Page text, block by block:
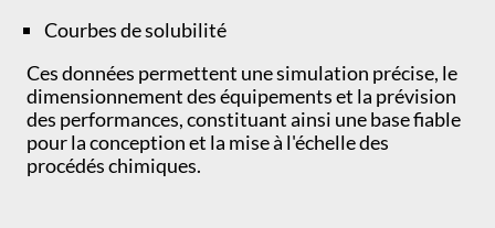
Courbes de solubilité
Ces données permettent une simulation précise, le
dimensionnement des équipements et la prévision
des performances, constituant ainsi une base fiable
pour la conception et la mise à l'échelle des
procédés chimiques.